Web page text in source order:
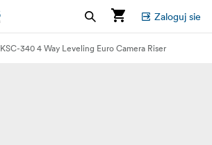
Zaloguj sie
KSC-340 4 Way Leveling Euro Camera Riser